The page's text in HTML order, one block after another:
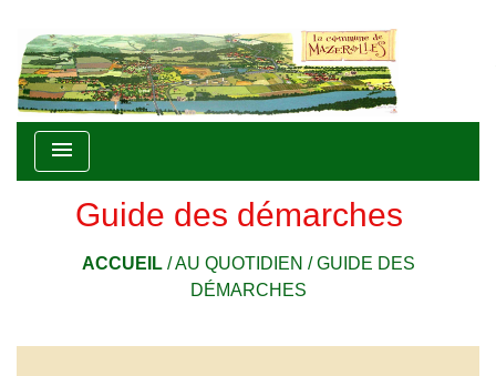
menu
Guide des démarches
ACCUEIL/AU QUOTIDIEN /GUIDE DES
DÉMARCHES